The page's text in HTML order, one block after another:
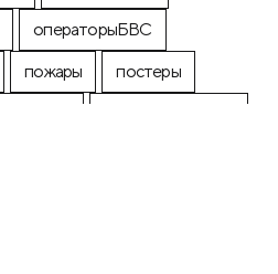
операторыБВС
пожары
постеры